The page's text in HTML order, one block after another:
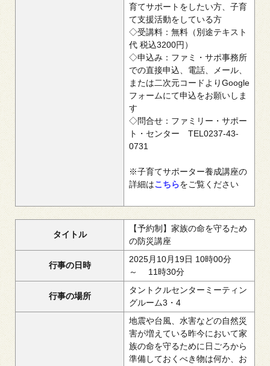
育てサポートをしたい方、子育
て支援活動をしている方
◇受講料：無料（別途テキスト
代 税込3200円）
◇申込み：ファミ・サポ事務所
での直接申込、電話、メール、
または二次元コードよりGoogle
フォームにて申込をお願いしま
す
◇問合せ：ファミリー・サポー
ト・センター TEL0237-43-
0731
※子育てサポーター養成講座の
詳細はこちらをご覧ください
タイトル
【予約制】家族の命を守るため
の防災講座
行事の日時
2025月10月19日 10時00分
～ 11時30分
行事の場所
タントクルセンターミーティン
グルーム3・4
地震や台風、水害などの自然災
害が増えている昨今において家
族の命を守るために日ごろから
準備しておくべき物は何か、お